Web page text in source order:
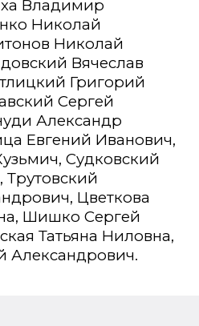
Владимир
Николай
Николай
Вячеслав
Григорий
Сергей
Александр
Евгений Иванович,
Судковский
Цветкова
Шишко Сергей
Татьяна Ниловна,
Александрович.